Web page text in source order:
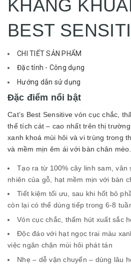
KHÁNG
BEST
CHI TIẾT SẢN PHẨM
Đặc tính - Công dụng
Hướng dẫn sử dụng
Đặc điểm nổi bật
Cat’s Best Sensitive vón cục chắc,
thể tích cát – cao nhất trên thị
xanh khoá mùi hôi và vi trùng trong
và mềm mịn êm ái với bàn chân mèo.
Tạo ra từ 100% cây linh sam,
nhiên của gỗ, hạt mềm mịn với bàn
Tiết kiệm tối ưu, sau khi hốt bỏ
còn lại có thể dùng tiếp trong 6-8
Vón cục chắc, thấm hút xuất sắc
Độc đáo với hạt ngọc trai màu
việc ngăn chặn mùi hôi phát tán
Nhẹ – dễ vận chuyển – dùng lâu